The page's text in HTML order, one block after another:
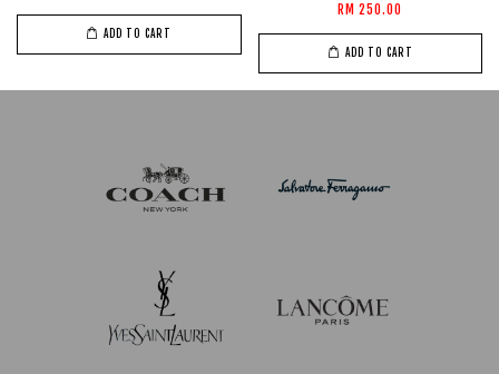
ADD TO CART
RM 250.00
ADD TO CART